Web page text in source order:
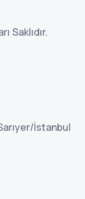
Saklıdır.
İstanbul